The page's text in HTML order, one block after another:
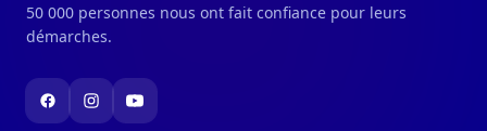
50 000 personnes nous ont fait confiance pour leurs
démarches.